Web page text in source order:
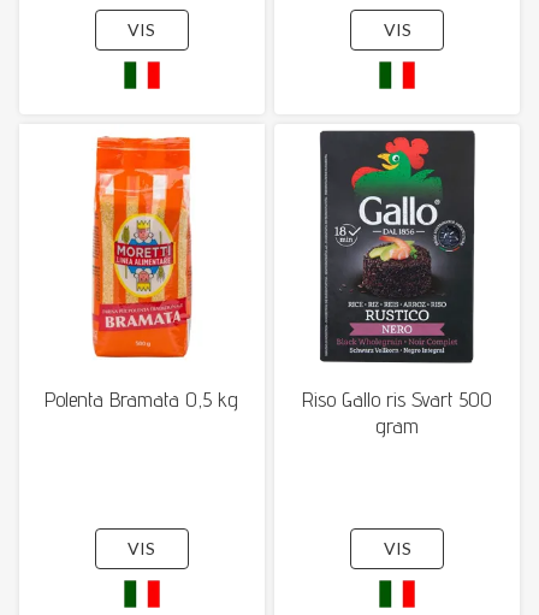
VIS VIS
Polenta Bramata 0,5 kg
VIS
Riso Gallo ris Svart 500
gram
VIS